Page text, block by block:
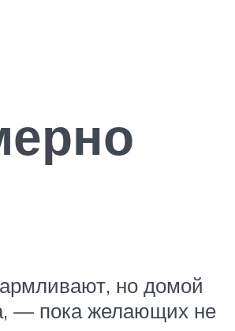
но домой
— пока желающих не